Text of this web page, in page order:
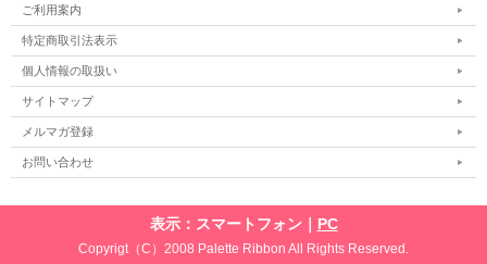
ご利用案内
特定商取引法表示
個人情報の取扱い
サイトマップ
メルマガ登録
お問い合わせ
表示：スマートフォン｜ PC
Copyrigt（C）2008 Palette Ribbon All Rights Reserved.